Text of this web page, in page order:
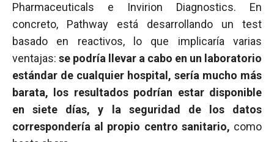
Pharmaceuticals e Invirion Diagnostics. En
concreto, Pathway está desarrollando un test
basado en reactivos, lo que implicaría varias
ventajas: se podría llevar a cabo en un laboratorio
estándar de cualquier hospital, sería mucho más
barata, los resultados podrían estar disponible
en siete días, y la seguridad de los datos
correspondería al propio centro sanitario, como